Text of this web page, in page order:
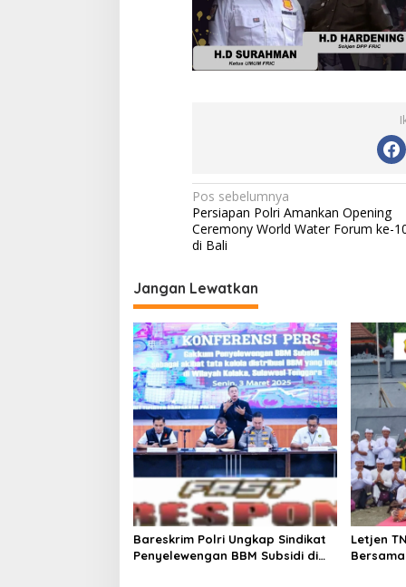
Navigasi
pos
Pos sebelumnya
Persiapan Polri Amankan Opening
Ceremony World Water Forum ke-
di Bali
Jangan Lewatkan
Bareskrim Polri Ungkap Sindikat
Penyelewengan BBM Subsidi di
Letjen